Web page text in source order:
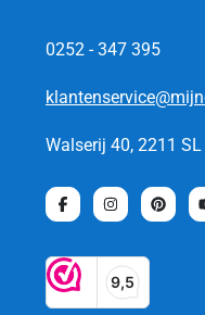
0252 - 347 395
Walserij 40, 2211